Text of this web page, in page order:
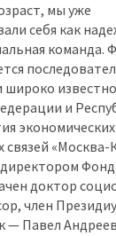
мы уже
себя как
команда.
широко
и
связей «Москва-
доктор
член
— Павел